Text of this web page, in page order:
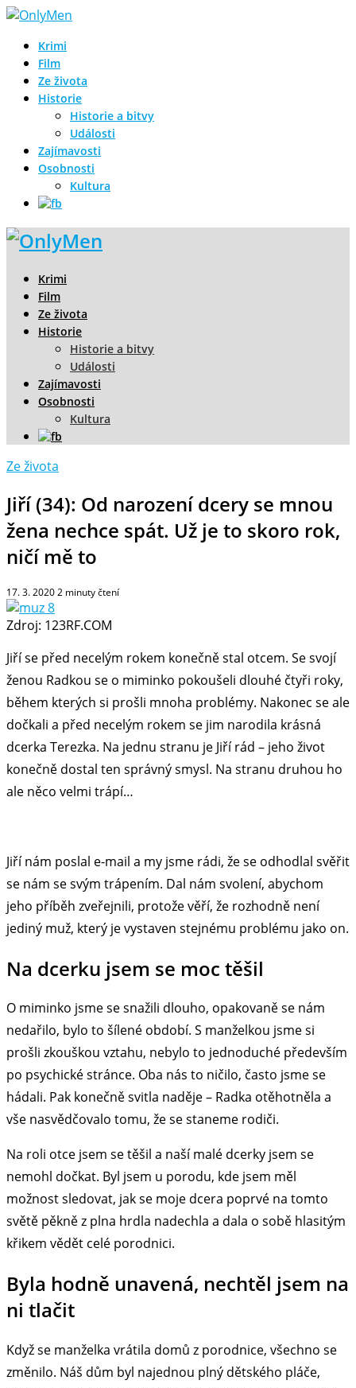
Krimi
Film
Ze života
Historie
Historie a bitvy
Události
Zajímavosti
Osobnosti
Kultura
Krimi
Film
Ze života
Historie
Historie a bitvy
Události
Zajímavosti
Osobnosti
Kultura
Ze života
Jiří (34): Od narození dcery se mnou
žena nechce spát. Už je to skoro rok,
ničí mě to
17. 3. 20202 minuty čtení
Zdroj: 123RF.COM
Jiří se před necelým rokem konečně stal otcem. Se svojí
ženou Radkou se o miminko pokoušeli dlouhé čtyři roky,
během kterých si prošli mnoha problémy. Nakonec se ale
dočkali a před necelým rokem se jim narodila krásná
dcerka Terezka. Na jednu stranu je Jiří rád – jeho život
konečně dostal ten správný smysl. Na stranu druhou ho
ale něco velmi trápí…
Jiří nám poslal e-mail a my jsme rádi, že se odhodlal svěřit
se nám se svým trápením. Dal nám svolení, abychom
jeho příběh zveřejnili, protože věří, že rozhodně není
jediný muž, který je vystaven stejnému problému jako on.
Na dcerku jsem se moc těšil
O miminko jsme se snažili dlouho, opakovaně se nám
nedařilo, bylo to šílené období. S manželkou jsme si
prošli zkouškou vztahu, nebylo to jednoduché především
po psychické stránce. Oba nás to ničilo, často jsme se
hádali. Pak konečně svitla naděje – Radka otěhotněla a
vše nasvědčovalo tomu, že se staneme rodiči.
Na roli otce jsem se těšil a naší malé dcerky jsem se
nemohl dočkat. Byl jsem u porodu, kde jsem měl
možnost sledovat, jak se moje dcera poprvé na tomto
světě pěkně z plna hrdla nadechla a dala o sobě hlasitým
křikem vědět celé porodnici.
Byla hodně unavená, nechtěl jsem na
ni tlačit
Když se manželka vrátila domů z porodnice, všechno se
změnilo. Náš dům byl najednou plný dětského pláče,